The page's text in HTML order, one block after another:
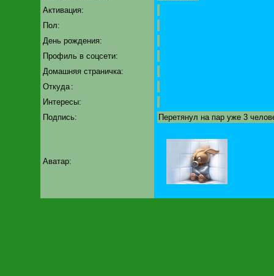
Активация:
Пол:
День рождения:
Профиль в соцсети:
Домашняя страничка:
Откуда :
Интересы:
Подпись:
Перетянул на пар уже 3
Аватар: